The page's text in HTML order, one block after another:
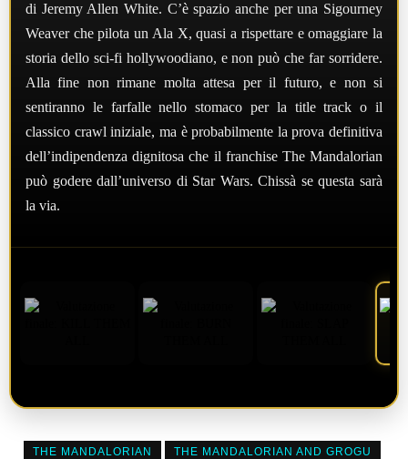
di Jeremy Allen White. C’è spazio anche per una Sigourney
Weaver che pilota un Ala X, quasi a rispettare e omaggiare la
storia dello sci-fi hollywoodiano, e non può che far sorridere.
Alla fine non rimane molta attesa per il futuro, e non si
sentiranno le farfalle nello stomaco per la title track o il
classico crawl iniziale, ma è probabilmente la prova definitiva
dell’indipendenza dignitosa che il franchise The Mandalorian
può godere dall’universo di Star Wars. Chissà se questa sarà
la via.
THE MANDALORIAN THE MANDALORIAN AND GROGU